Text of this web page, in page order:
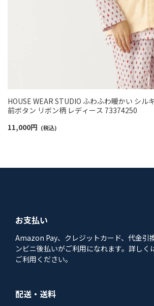
HOUSE WEAR STUDIO ふわふわ暖かい シル
前ボタン リボン柄 レディース 73374250
11,000円 (税込)
お支払い
Amazon Pay、クレジットカード、代金引
ンビニ後払いがご利用になれます。詳しく
ご利用ください。
配送・送料